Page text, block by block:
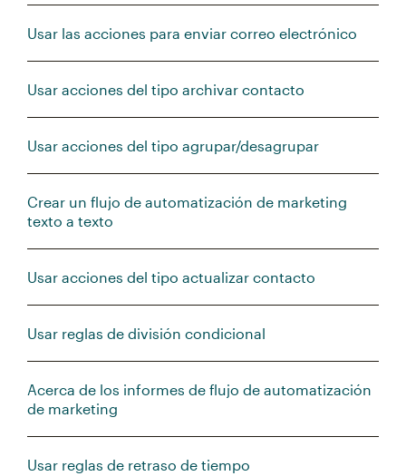
Usar las acciones para enviar correo electrónico
Usar acciones del tipo archivar contacto
Usar acciones del tipo agrupar/desagrupar
Crear un flujo de automatización de marketing
texto a texto
Usar acciones del tipo actualizar contacto
Usar reglas de división condicional
Acerca de los informes de flujo de automatización
de marketing
Usar reglas de retraso de tiempo